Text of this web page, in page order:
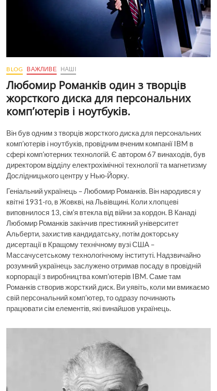
BLOG ВАЖЛИВЕ НАШІ
Любомир Романків один з творців
жорсткого диска для персональних
комп’ютерів і ноутбуків.
Він був одним з творців жорсткого диска для персональних
комп’ютерів і ноутбуків, провідним вченим компанії IBM в
сфері комп’ютерних технологій. Є автором 67 винаходів, був
директором відділу електрохімічної технології та магнетизму
Дослідницького центру у Нью-Йорку.
Геніальний українець – Любомир Романків. Він народився у
квітні 1931-го, в Жовкві, на Львівщині. Коли хлопцеві
виповнилося 13, сім’я втекла від війни за кордон. В Канаді
Любомир Романків закінчив престижний університет
Альберти, захистив кандидатську, потім докторську
дисертації в Кращому технічному вузі США –
Массачусетському технологічному інституті. Надзвичайно
розумний українець заслужено отримав посаду в провідній
корпорації з виробництва комп’ютерів IBM. Саме там
Романків створив жорсткий диск. Ви уявіть, коли ми вмикаємо
свій персональний комп’ютер, то одразу починають
працювати сім елементів, які винайшов українець.